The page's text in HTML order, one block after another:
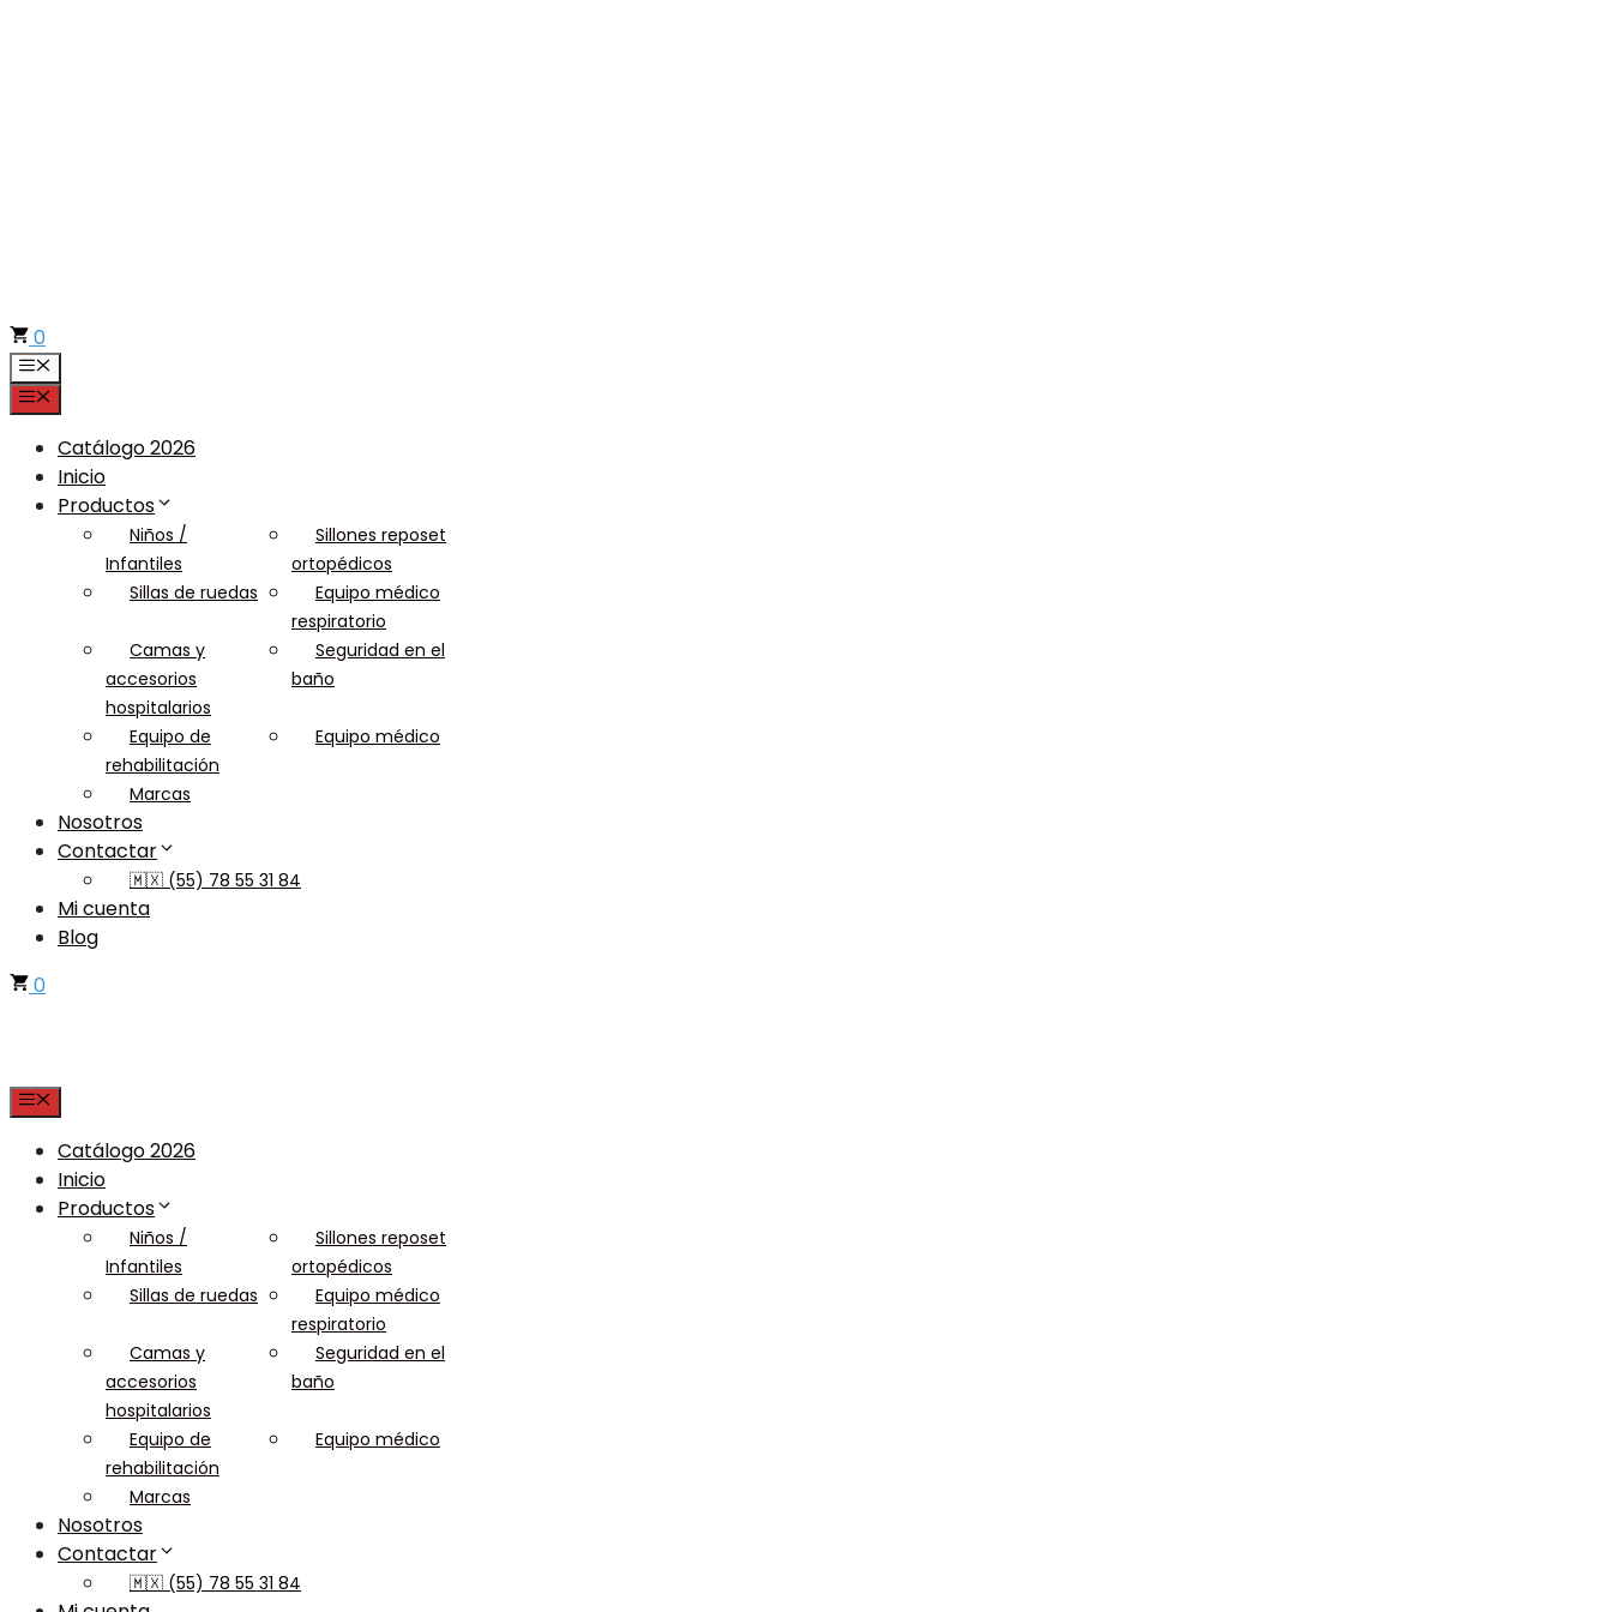
0
Menú
Menú
Catálogo 2026
Inicio
Productos
Niños /
Infantiles
Sillones reposet
ortopédicos
Sillas de ruedas
Equipo médico
respiratorio
Camas y
accesorios
hospitalarios
Seguridad en el
baño
Equipo de
rehabilitación
Equipo médico
Marcas
Nosotros
Contactar
🇲🇽 (55) 78 55 31 84
Mi cuenta
Blog
0
Menu
Catálogo 2026
Inicio
Productos
Niños /
Infantiles
Sillones reposet
ortopédicos
Sillas de ruedas
Equipo médico
respiratorio
Camas y
accesorios
hospitalarios
Seguridad en el
baño
Equipo de
rehabilitación
Equipo médico
Marcas
Nosotros
Contactar
🇲🇽 (55) 78 55 31 84